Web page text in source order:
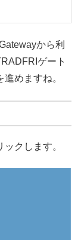
から利
ゲート
めますね。
クします。